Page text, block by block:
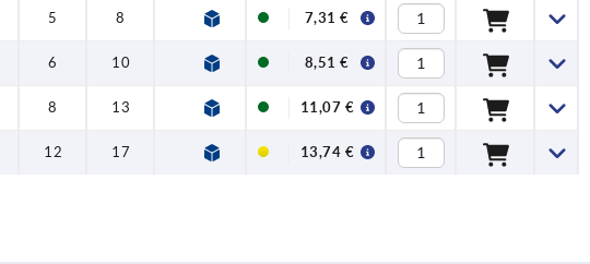
5 8 7,31 €
6 10 8,51 €
8 13 11,07 €
12 17 13,74 €